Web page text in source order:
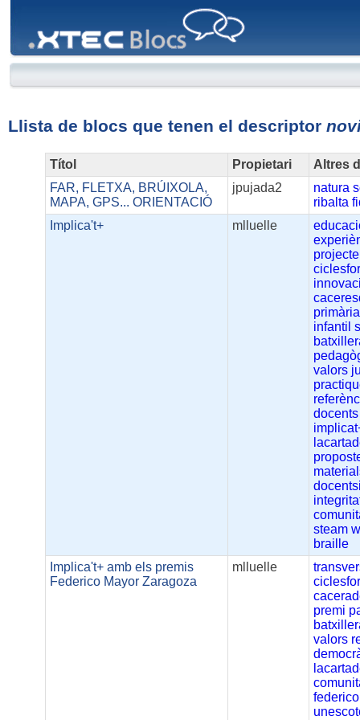
Llista de blocs que tenen el descriptor
Títol Propietari
Altres
FAR, FLETXA, BRÚIXOLA,
MAPA, GPS... ORIENTACIÓ
jpujada2 natura
ribalta
Implica't+
mlluelle
projecte
primària
infantil
valors
docents
steam
braille
Implica't+ amb els premis
Federico Mayor Zaragoza
mlluelle
premi
valors